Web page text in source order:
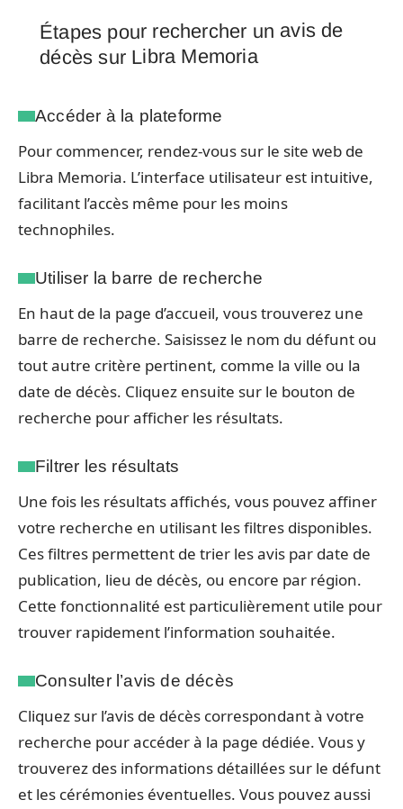
Étapes pour rechercher un avis de
décès sur Libra Memoria
Accéder à la plateforme
Pour commencer, rendez-vous sur le site web de
Libra Memoria. L’interface utilisateur est intuitive,
facilitant l’accès même pour les moins
technophiles.
Utiliser la barre de recherche
En haut de la page d’accueil, vous trouverez une
barre de recherche. Saisissez le nom du défunt ou
tout autre critère pertinent, comme la ville ou la
date de décès. Cliquez ensuite sur le bouton de
recherche pour afficher les résultats.
Filtrer les résultats
Une fois les résultats affichés, vous pouvez affiner
votre recherche en utilisant les filtres disponibles.
Ces filtres permettent de trier les avis par date de
publication, lieu de décès, ou encore par région.
Cette fonctionnalité est particulièrement utile pour
trouver rapidement l’information souhaitée.
Consulter l’avis de décès
Cliquez sur l’avis de décès correspondant à votre
recherche pour accéder à la page dédiée. Vous y
trouverez des informations détaillées sur le défunt
et les cérémonies éventuelles. Vous pouvez aussi